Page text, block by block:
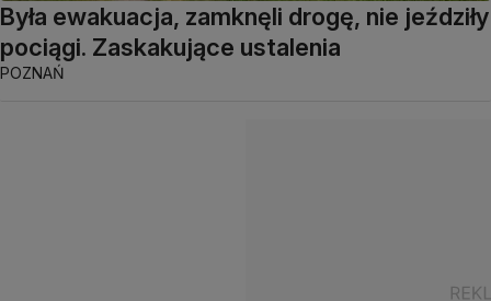
Była ewakuacja, zamknęli drogę, nie jeździły
pociągi. Zaskakujące ustalenia
POZNAŃ